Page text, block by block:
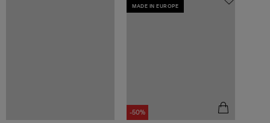
MADE IN EUROPE
-50%